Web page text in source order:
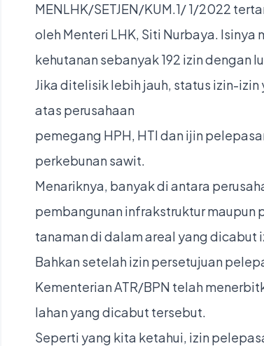
MENLHK/SETJEN/KUM.1/ 1/2022
oleh Menteri LHK, Siti Nurbaya.
kehutanan sebanyak 192 izin dengan
Jika ditelisik lebih jauh, status izin-
atas perusahaan
pemegang HPH, HTI dan ijin
perkebunan sawit.
Menariknya, banyak di antara
pembangunan infrakstruktur maupun
tanaman di dalam areal yang dicabut
Bahkan setelah izin persetujuan
Kementerian ATR/BPN telah
lahan yang dicabut tersebut.
Seperti yang kita ketahui, izin